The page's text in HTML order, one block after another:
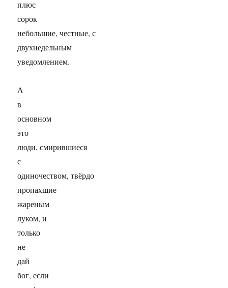
плюс
сорок
небольшие, честные, с
двухнедельным
уведомлением.
А
в
основном
это
люди, смирившиеся
с
одиночеством, твёрдо
пропахшие
жареным
луком, и
только
не
дай
бог, если